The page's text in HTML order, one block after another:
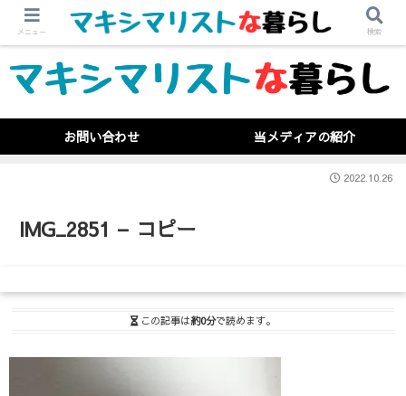
お問い合わせ 当メディアの紹介
IMG_2851 – コピー
2022.10.26
この記事は約0分で読めます。
メニュー 検索